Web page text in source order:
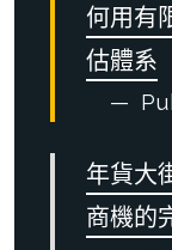
何用有
估體系
年貨大
商機的